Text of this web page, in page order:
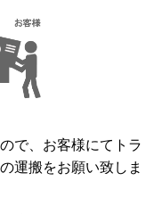
で、お客様にてトラ
運搬をお願い致しま